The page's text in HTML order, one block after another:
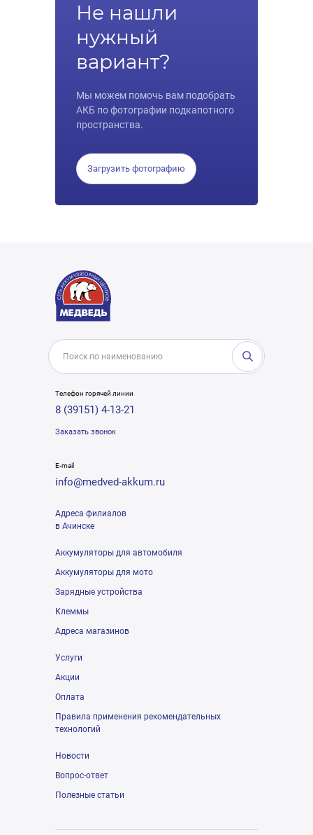
Не нашли
нужный
вариант?
Мы можем помочь вам подобрать
АКБ по фотографии подкапотного
пространства.
Загрузить фотографию
Телефон горячей линии
8 (39151) 4-13-21
Заказать звонок
E-mail
info@medved-akkum.ru
Адреса филиалов
в Ачинске
Аккумуляторы для автомобиля
Аккумуляторы для мото
Зарядные устройства
Клеммы
Адреса магазинов
Услуги
Акции
Оплата
Правила применения рекомендательных
технологий
Новости
Вопрос-ответ
Полезные статьи